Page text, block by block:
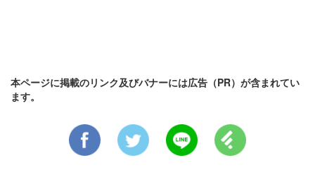
本ページに掲載のリンク及びバナーには広告（PR）が含まれてい
ます。